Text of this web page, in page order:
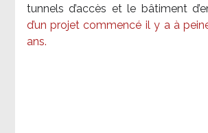
tunnels d’accès et le bâtiment
d’un projet commencé il y a à
ans.